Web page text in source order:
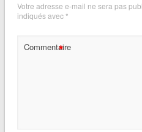
Votre adresse e-mail ne sera pas
indiqués avec*
Commentaire
*